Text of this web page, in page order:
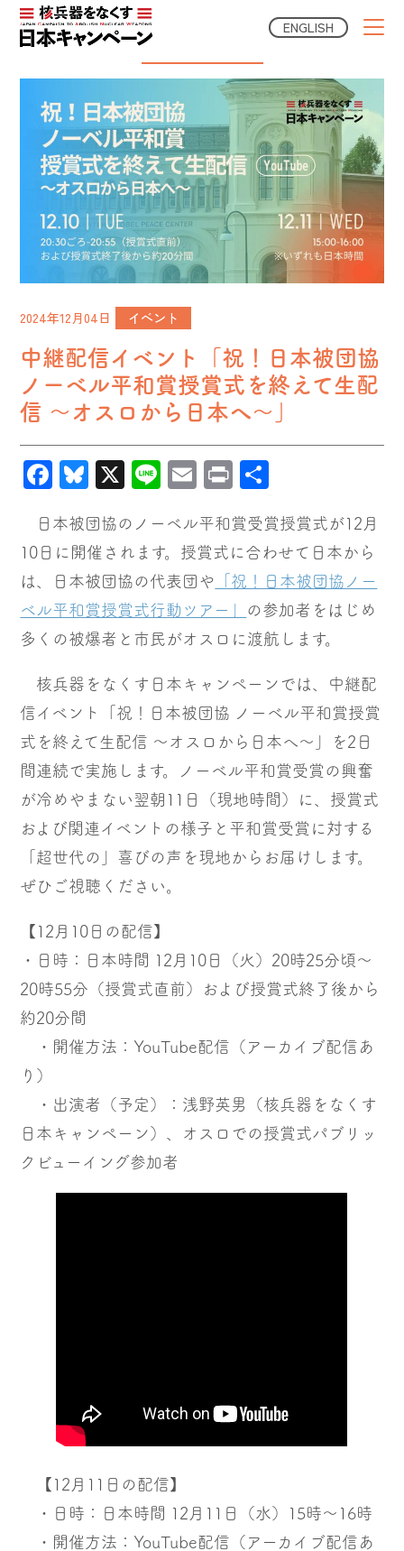
ENGLISH
Campaign News
2024年12月04日 イベント
中継配信イベント「祝！日本被団協
ノーベル平和賞授賞式を終えて生配
信 〜オスロから日本へ〜」
Facebook
Bluesky
X LineEmailPrint
日本被団協のノーベル平和賞受賞授賞式が12月
10日に開催されます。授賞式に合わせて日本から
は、日本被団協の代表団や 「祝！日本被団協ノー
ベル平和賞授賞式行動ツアー」 の参加者をはじめ
多くの被爆者と市民がオスロに渡航します。
核兵器をなくす日本キャンペーンでは、中継配
信イベント「祝！日本被団協 ノーベル平和賞授賞
式を終えて生配信 〜オスロから日本へ〜」を2日
間連続で実施します。ノーベル平和賞受賞の興奮
が冷めやまない翌朝11日（現地時間）に、授賞式
および関連イベントの様子と平和賞受賞に対する
「超世代の」喜びの声を現地からお届けします。
ぜひご視聴ください。
【12月10日の配信】
・日時：日本時間 12月10日（火）20時25分頃〜
20時55分（授賞式直前）および授賞式終了後から
約20分間
・開催方法：YouTube配信（アーカイブ配信あ
り）
・出演者（予定）：浅野英男（核兵器をなくす
日本キャンペーン）、オスロでの授賞式パブリッ
クビューイング参加者
【12月11日の配信】
・日時：日本時間 12月11日（水）15時〜16時
・開催方法：YouTube配信（アーカイブ配信あ